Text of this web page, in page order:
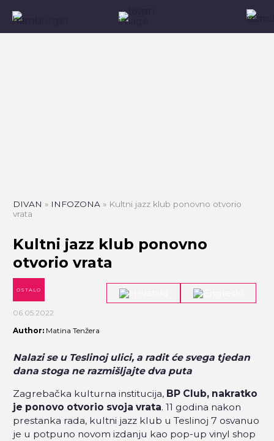
DIVAN » INFOZONA » Kultni jazz klub ponovno otvorio
vrata
Kultni jazz klub ponovno
otvorio vrata
OSTALO
06.05.2022
Author: Matina Tenžera
Nalazi se u Teslinoj ulici, a radit će svega tjedan
dana stoga ne razmišljajte dva puta
Zagrebačka kulturna institucija, BP Club, nakratko
je ponovo otvorio svoja vrata. 11 godina nakon
prestanka rada, kultni jazz klub u Teslinoj 7 osvanuo
je u potpuno novom izdanju kao pop-up vinyl shop